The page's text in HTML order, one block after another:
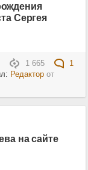
Сергея
1 665
1
Редакторот
на сайте